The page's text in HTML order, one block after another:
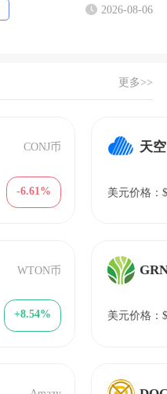
2026-08-06
更多>>
CONJ币
-6.61%
WTON币
+8.54%
天空
美元价格：
美元价格：